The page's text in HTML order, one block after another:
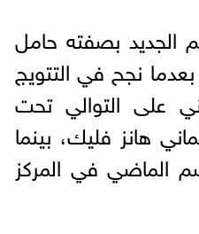
الجديد بصفته حامل
نجح في التتويج
على التوالي تحت
هانز فليك، بينما
الماضي في المركز